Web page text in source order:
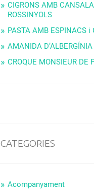
CIGRONS AMB
ROSSINYOLS
PASTA AMB ESPINACS i
AMANIDA
CROQUE MONSIEUR DE
CATEGORIES
Acompanyament